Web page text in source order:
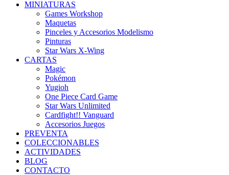
MINIATURAS
Games Workshop
Maquetas
Pinceles y Accesorios Modelismo
Pinturas
Star Wars X-Wing
CARTAS
Magic
Pokémon
Yugioh
One Piece Card Game
Star Wars Unlimited
Cardfight!! Vanguard
Accesorios Juegos
PREVENTA
COLECCIONABLES
ACTIVIDADES
BLOG
CONTACTO